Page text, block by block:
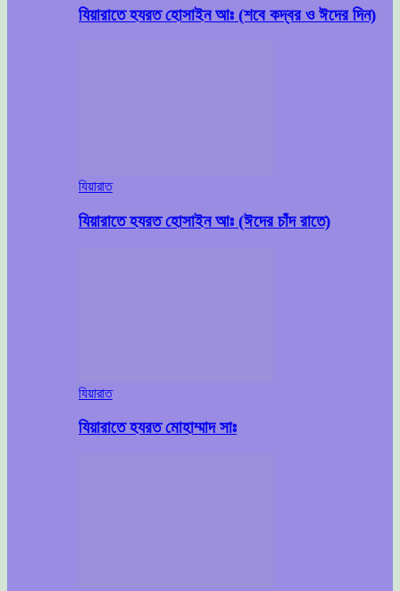
যিয়ারাতে হযরত হোসাইন আঃ (শবে কদ্বর ও ঈদের দিন)
যিয়ারাত
যিয়ারাতে হযরত হোসাইন আঃ (ঈদের চাঁদ রাতে)
যিয়ারাত
যিয়ারাতে হযরত মোহাম্মাদ সাঃ